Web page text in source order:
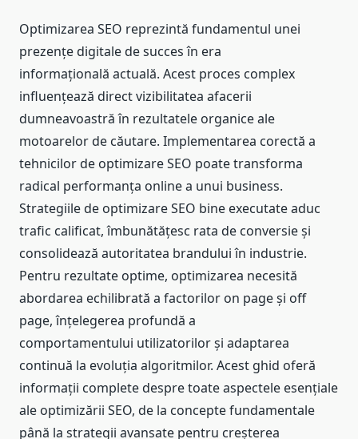
Optimizarea SEO reprezintă fundamentul unei
prezențe digitale de succes în era
informațională actuală. Acest proces complex
influențează direct vizibilitatea afacerii
dumneavoastră în rezultatele organice ale
motoarelor de căutare. Implementarea corectă a
tehnicilor de optimizare SEO poate transforma
radical performanța online a unui business.
Strategiile de optimizare SEO bine executate aduc
trafic calificat, îmbunătățesc rata de conversie și
consolidează autoritatea brandului în industrie.
Pentru rezultate optime, optimizarea necesită
abordarea echilibrată a factorilor on page și off
page, înțelegerea profundă a
comportamentului utilizatorilor și adaptarea
continuă la evoluția algoritmilor. Acest ghid oferă
informații complete despre toate aspectele esențiale
ale optimizării SEO, de la concepte fundamentale
până la strategii avansate pentru creșterea